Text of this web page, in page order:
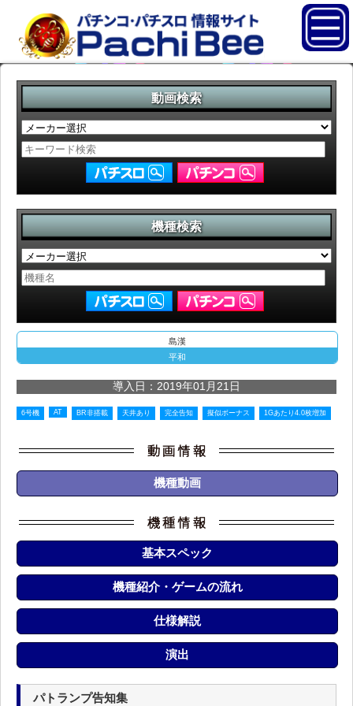
動画検索
機種検索
島漢
平和
導入日：2019年01月21日
6号機 AT BR非搭載 天井あり 完全告知 擬似ボーナス 1Gあたり4.0枚増加
機種動画
基本スペック
機種紹介・ゲームの流れ
仕様解説
演出
パトランプ告知集